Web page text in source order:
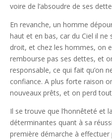
voire de l’absoudre de ses
En revanche, un homme
haut et en bas, car du Ciel il ne
droit, et chez les hommes, on
rembourse pas ses dettes, et
responsable, ce qui fait qu’on
confiance. A plus forte raison
nouveaux prêts, et on perd
Il se trouve que l’honnêteté et
déterminantes quant à sa
première démarche à